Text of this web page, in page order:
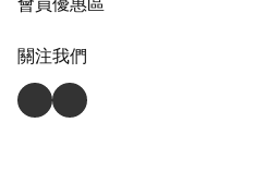
會員優惠區
關注我們